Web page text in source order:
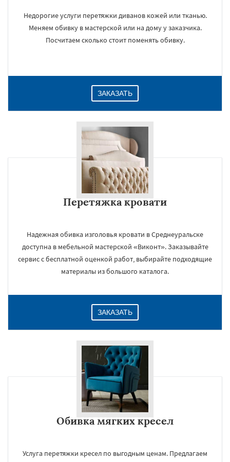
Недорогие услуги перетяжки диванов кожей или тканью.
Меняем обивку в мастерской или на дому у заказчика.
Посчитаем сколько стоит поменять обивку.
ЗАКАЗАТЬ
Перетяжка кровати
Надежная обивка изголовья кровати в Среднеуральске
доступна в мебельной мастерской «Виконт». Заказывайте
сервис с бесплатной оценкой работ, выбирайте подходящие
материалы из большого каталога.
ЗАКАЗАТЬ
Обивка мягких кресел
Услуга перетяжки кресел по выгодным ценам. Предлагаем